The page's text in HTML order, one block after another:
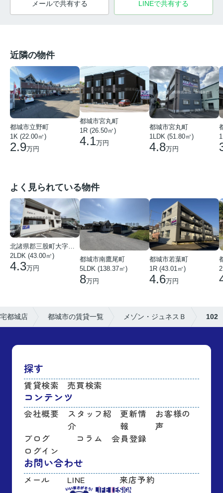
メールで共有する LINEで共有する
近隣の物件
都城市立野町
1K (22.00㎡)
2.9万円
都城市宮丸町
1R (26.50㎡)
4.1万円
都城市宮丸町
1LDK (51.80㎡)
4.8万円
よく見られている物件
北諸県郡三股町大字蓼池
2LDK (43.00㎡)
4.3万円
都城市南鷹尾町
5LDK (138.37㎡)
8万円
都城市若葉町
1R (43.01㎡)
4.6万円
都城店 都城市の賃貸一覧 メゾン・ジュネスＢ 102
探す
賃貸検索 売買検索
コンテンツ
会社概要
スタッフ紹
介
更新情
報
お客様の
声
ブログ
コラム
会員登録
ログイン
お問い合わせ
メール LINE 来店予約